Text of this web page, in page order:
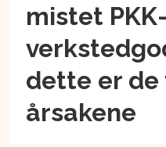
mistet
dette er
årsakene